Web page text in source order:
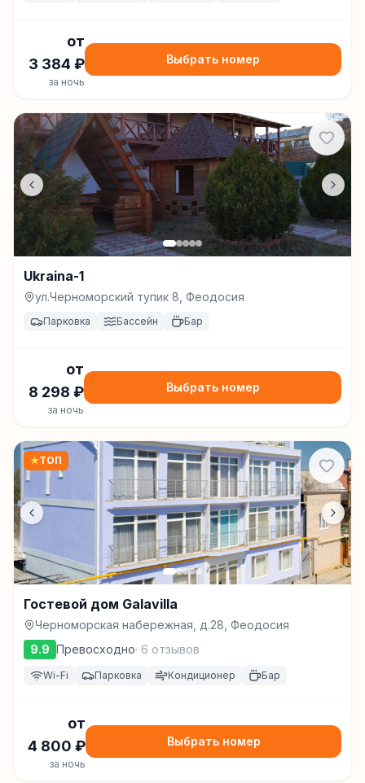
от
3 384 ₽
за ночь
Выбрать номер
Ukraina-1
ул.Черноморский тупик 8, Феодосия
Парковка Бассейн Бар
от
8 298 ₽
за ночь
Выбрать номер
★ТОП
Гостевой дом Galavilla
Черноморская набережная, д.28, Феодосия
9.9 Превосходно· 6 отзывов
Wi-Fi Парковка Кондиционер Бар
от
4 800 ₽
за ночь
Выбрать номер